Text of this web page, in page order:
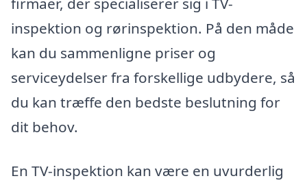
inspektion og rørinspektion. På den måde
kan du sammenligne priser og
serviceydelser fra forskellige udbydere, så
du kan træffe den bedste beslutning for
dit behov.
En TV-inspektion kan være en uvurderlig